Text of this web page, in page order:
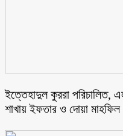
ইত্তেহাদুল কুররা পরিচালিত,
শাখায় ইফতার ও দোয়া মাহফিল